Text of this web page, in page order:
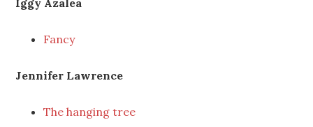
Iggy Azalea
Fancy
Jennifer Lawrence
The hanging tree